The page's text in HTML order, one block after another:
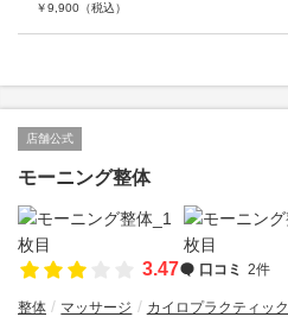
￥9,900 （税込）
店舗公式
モーニング整体
3.47 口コミ 2件
整体 マッサージ カイロプラクティック